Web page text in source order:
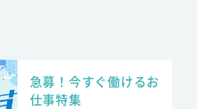
急募！今すぐ働けるお
仕事特集